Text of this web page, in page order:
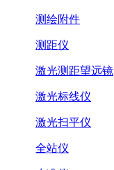
测绘附件
测距仪
激光测距望远镜
激光标线仪
激光扫平仪
全站仪